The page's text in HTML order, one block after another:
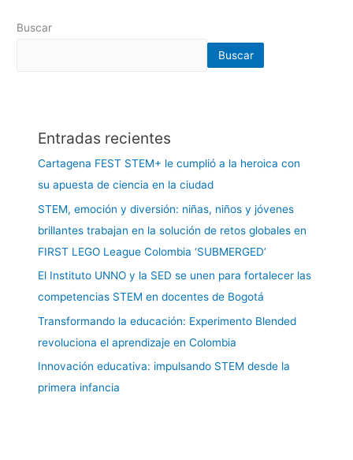
Buscar
Buscar
Entradas recientes
Cartagena FEST STEM+ le cumplió a la heroica con
su apuesta de ciencia en la ciudad
STEM, emoción y diversión: niñas, niños y jóvenes
brillantes trabajan en la solución de retos globales en
FIRST LEGO League Colombia ‘SUBMERGED’
El Instituto UNNO y la SED se unen para fortalecer las
competencias STEM en docentes de Bogotá
Transformando la educación: Experimento Blended
revoluciona el aprendizaje en Colombia
Innovación educativa: impulsando STEM desde la
primera infancia